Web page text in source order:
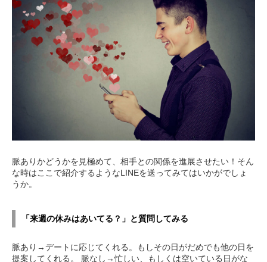
脈ありかどうかを見極めて、相手との関係を進展させたい！そん
な時はここで紹介するようなLINEを送ってみてはいかがでしょ
うか。
「来週の休みはあいてる？」と質問してみる
脈あり→デートに応じてくれる。もしその日がだめでも他の日を
提案してくれる。 脈なし→忙しい、もしくは空いている日がな